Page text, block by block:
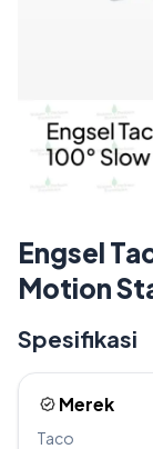
Engsel
Motion
Bengkok
Spesifikasi
Merek
Taco